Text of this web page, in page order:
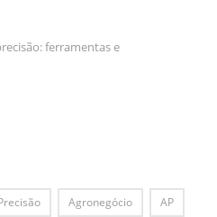
ferramentas e
Agronegócio AP